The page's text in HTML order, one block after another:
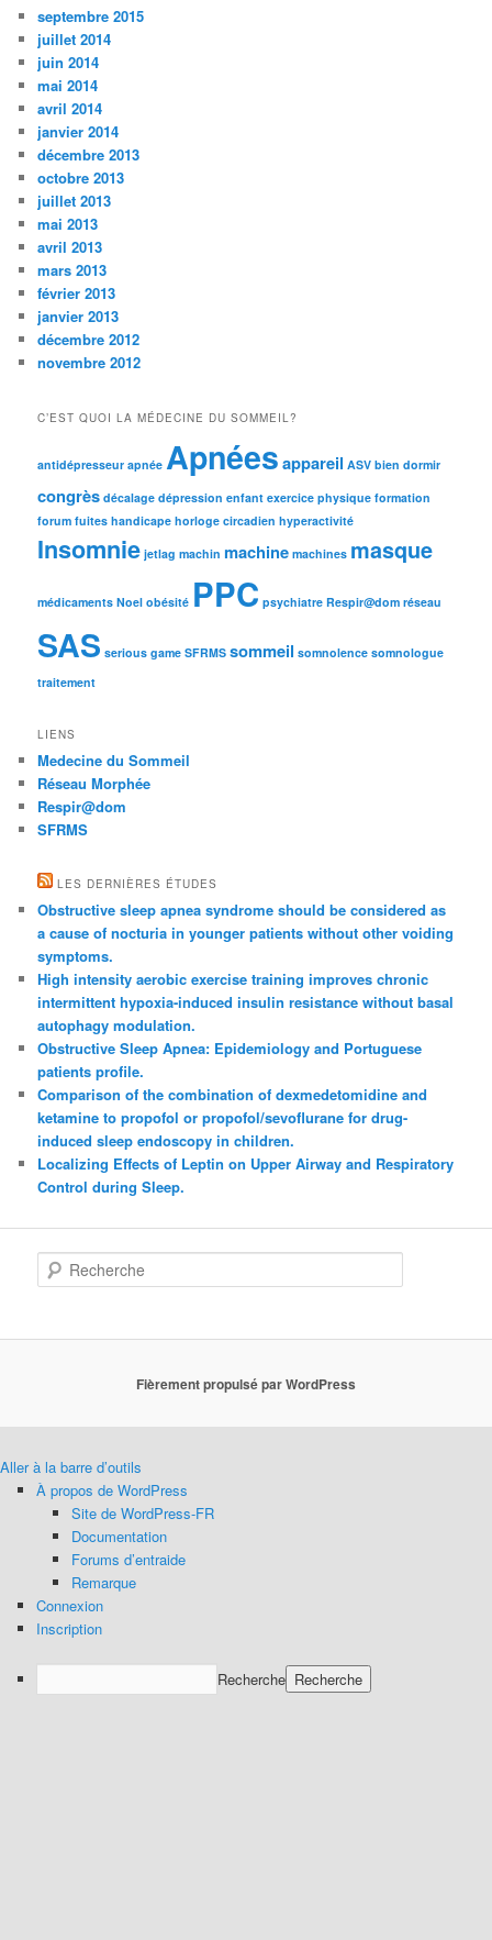
septembre 2015
juillet 2014
juin 2014
mai 2014
avril 2014
janvier 2014
décembre 2013
octobre 2013
juillet 2013
mai 2013
avril 2013
mars 2013
février 2013
janvier 2013
décembre 2012
novembre 2012
C’EST QUOI LA MÉDECINE DU SOMMEIL?
antidépresseur apnée Apnéesappareil ASV bien dormir
congrès décalage dépression enfant exercice physique formation
forum fuites handicape horloge circadien hyperactivité
Insomnie jetlag machin machine machines masque
médicaments Noel obésité PPC psychiatre Respir@dom réseau
SAS serious game SFRMS sommeil somnolence somnologue
traitement
LIENS
Medecine du Sommeil
Réseau Morphée
Respir@dom
SFRMS
LES DERNIÈRES ÉTUDES
Obstructive sleep apnea syndrome should be considered as
a cause of nocturia in younger patients without other voiding
symptoms.
High intensity aerobic exercise training improves chronic
intermittent hypoxia-induced insulin resistance without basal
autophagy modulation.
Obstructive Sleep Apnea: Epidemiology and Portuguese
patients profile.
Comparison of the combination of dexmedetomidine and
ketamine to propofol or propofol/sevoflurane for drug-
induced sleep endoscopy in children.
Localizing Effects of Leptin on Upper Airway and Respiratory
Control during Sleep.
Recherche
Fièrement propulsé par WordPress
Aller à la barre d’outils
À propos de WordPress
Site de WordPress-FR
Documentation
Forums d’entraide
Remarque
Connexion
Inscription
Recherche